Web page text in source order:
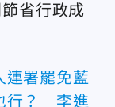
省行政成
連署罷免藍
行？ 李進